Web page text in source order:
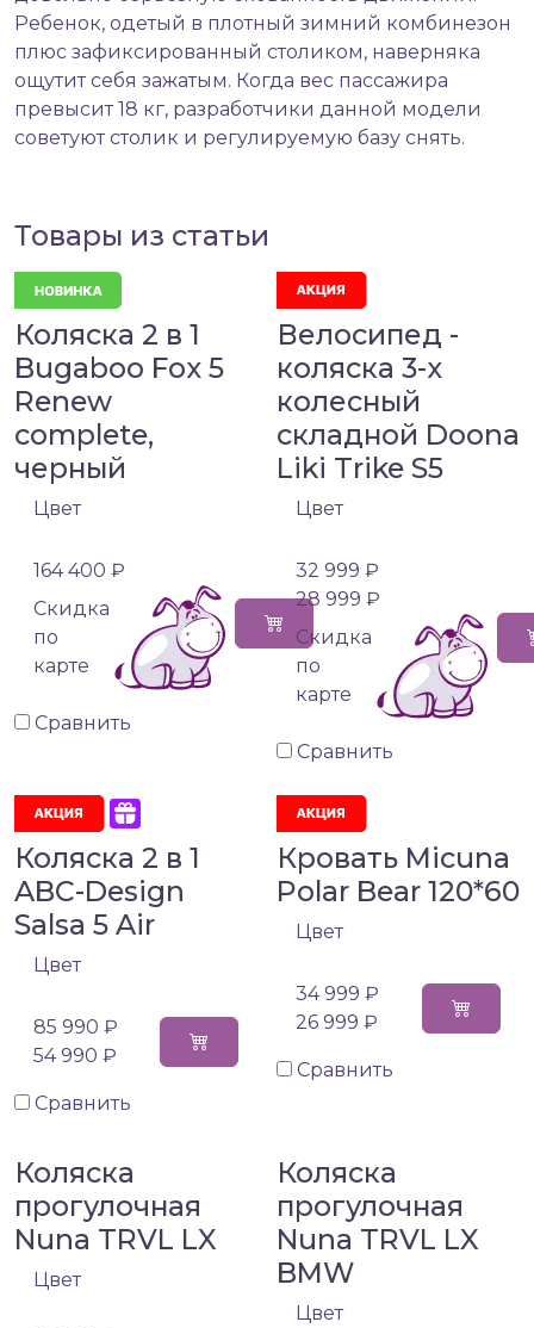
Ребенок, одетый в плотный зимний комбинезон
плюс зафиксированный столиком, наверняка
ощутит себя зажатым. Когда вес пассажира
превысит 18 кг, разработчики данной модели
советуют столик и регулируемую базу снять.
Товары из статьи
Коляска 2 в 1
Bugaboo Fox 5
Renew
complete,
черный
Цвет
164 400 ₽
Cкидка
по
карте
Сравнить
Велосипед -
коляска 3-х
колесный
складной Doona
Liki Trike S5
Цвет
32 999 ₽
28 999 ₽
Cкидка
по
карте
Сравнить
Коляска 2 в 1
ABC-Design
Salsa 5 Air
Цвет
85 990 ₽
54 990 ₽
Сравнить
Кровать Micuna
Polar Bear 120*60
Цвет
34 999 ₽
26 999 ₽
Сравнить
Коляска
прогулочная
Nuna TRVL LX
Цвет
Коляска
прогулочная
Nuna TRVL LX
BMW
Цвет